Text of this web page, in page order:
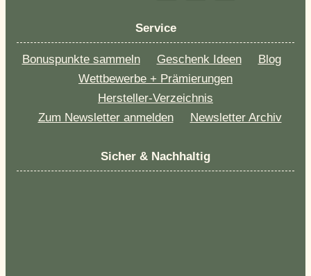
Service
Bonuspunkte sammeln Geschenk Ideen
Blog
Wettbewerbe + Prämierungen
Hersteller-Verzeichnis
Zum Newsletter anmelden
Newsletter Archiv
Sicher & Nachhaltig